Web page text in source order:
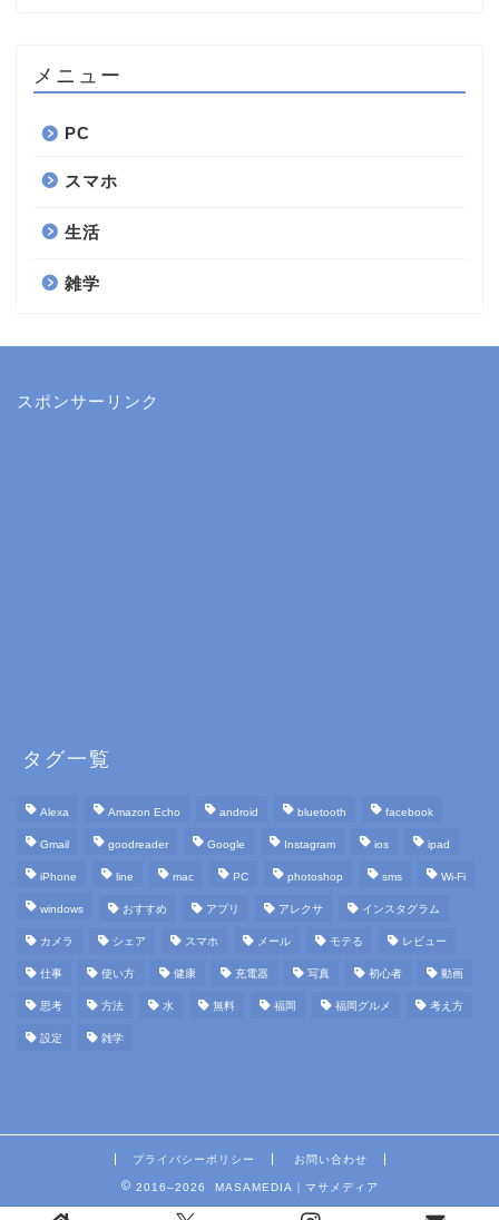
メニュー
PC
スマホ
生活
雑学
スポンサーリンク
タグ一覧
Alexa Amazon Echo android bluetooth facebook
Gmail goodreader Google Instagram ios ipad
iPhone line mac PC photoshop sms Wi-Fi
windows おすすめ アプリ アレクサ インスタグラム
カメラ シェア スマホ メール モテる レビュー
仕事 使い方 健康 充電器 写真 初心者 動画
思考 方法 水 無料 福岡 福岡グルメ 考え方
設定 雑学
プライバシーポリシー お問い合わせ
2016–2026 MASAMEDIA｜マサメディア